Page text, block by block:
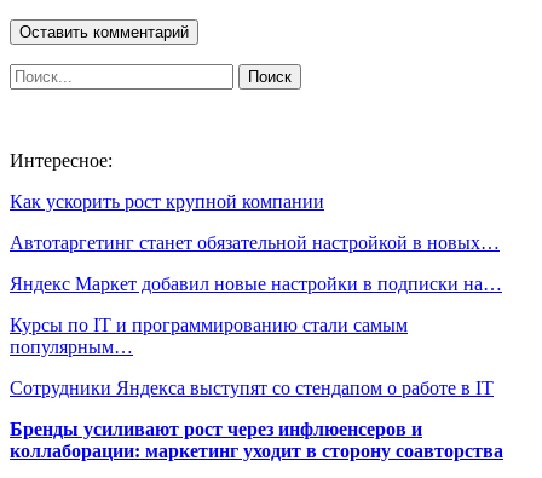
Интересное:
Как ускорить рост крупной компании
Автотаргетинг станет обязательной настройкой в новых…
Яндекс Маркет добавил новые настройки в подписки на…
Курсы по IT и программированию стали самым
популярным…
Сотрудники Яндекса выступят со стендапом о работе в IT
Бренды усиливают рост через инфлюенсеров и
коллаборации: маркетинг уходит в сторону соавторства